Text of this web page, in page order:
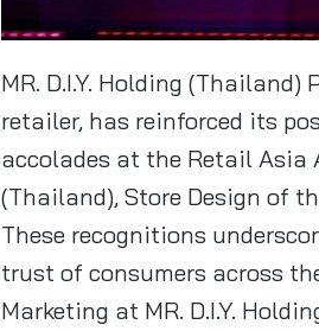
MR. D.I.Y. Holding
retailer, has reinforced its
accolades at the Retail Asia
(Thailand), Store Design of
These recognitions
trust of consumers across
Marketing at MR. D.I.Y.